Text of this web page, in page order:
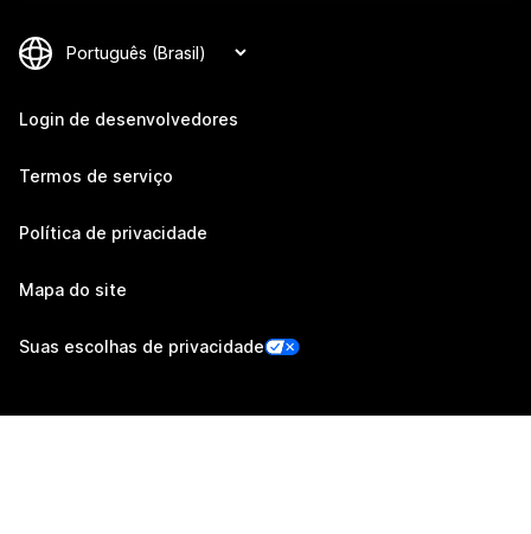
Login de desenvolvedores
Termos de serviço
Política de privacidade
Mapa do site
Suas escolhas de privacidade